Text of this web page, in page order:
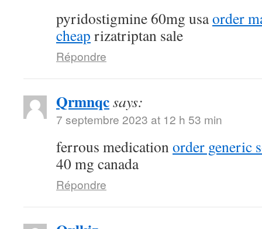
pyridostigmine 60mg usaorder
cheap rizatriptan sale
Répondre
Qrmnqcsays:
7 septembre 2023 at 12 h 53 min
ferrous medicationorder generic
40 mg canada
Répondre